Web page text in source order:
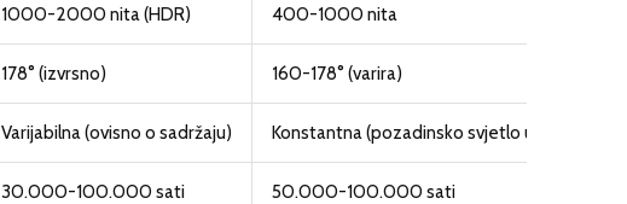
1000-2000 nita (HDR) 400-1000 nita
178° (izvrsno) 160-178° (varira)
Varijabilna (ovisno o sadržaju) Konstantna (pozadinsko svjetlo uvijek aktivno)
30.000-100.000 sati 50.000-100.000 sati